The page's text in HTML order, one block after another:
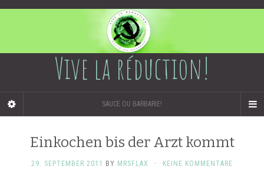
Vive la réduction!
SAUCE OU BARBARIE!
Einkochen bis der Arzt kommt
29. SEPTEMBER 2011 BY MRSFLAX · KEINE KOMMENTARE